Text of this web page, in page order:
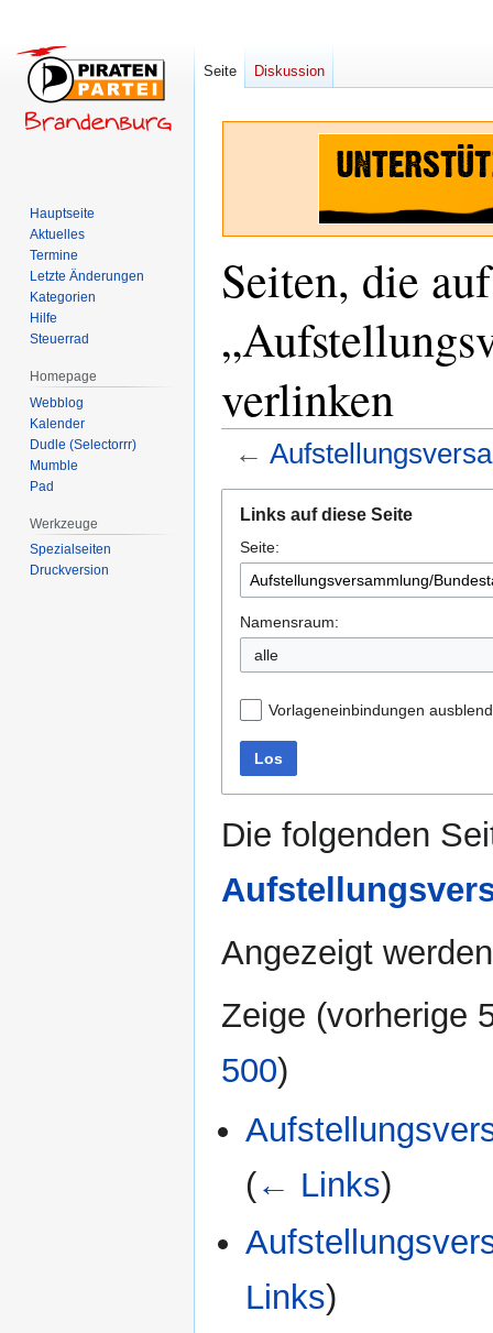
Seiten, die auf
verlinken
←
Navigation
springen
Suche
springen
Links auf diese Seite
Seite:
Namensraum:
alle
Vorlageneinbindungen
Los
Die folgenden
Angezeigt
Zeige (vorherige
500)
(← Links)
Links)
Seite Diskussion
Hauptseite
Aktuelles
Termine
Letzte Änderungen
Kategorien
Hilfe
Steuerrad
Homepage
Webblog
Kalender
Dudle (Selectorrr)
Mumble
Pad
Werkzeuge
Spezialseiten
Druckversion